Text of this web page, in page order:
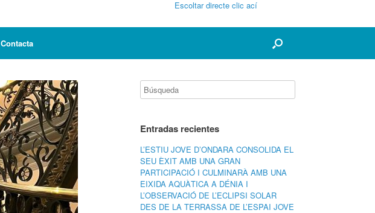
Escoltar directe clic ací
Contacta
Entradas recientes
L’ESTIU JOVE D’ONDARA CONSOLIDA EL
SEU ÈXIT AMB UNA GRAN
PARTICIPACIÓ I CULMINARÀ AMB UNA
EIXIDA AQUÀTICA A DÉNIA I
L’OBSERVACIÓ DE L’ECLIPSI SOLAR
DES DE LA TERRASSA DE L’ESPAI JOVE